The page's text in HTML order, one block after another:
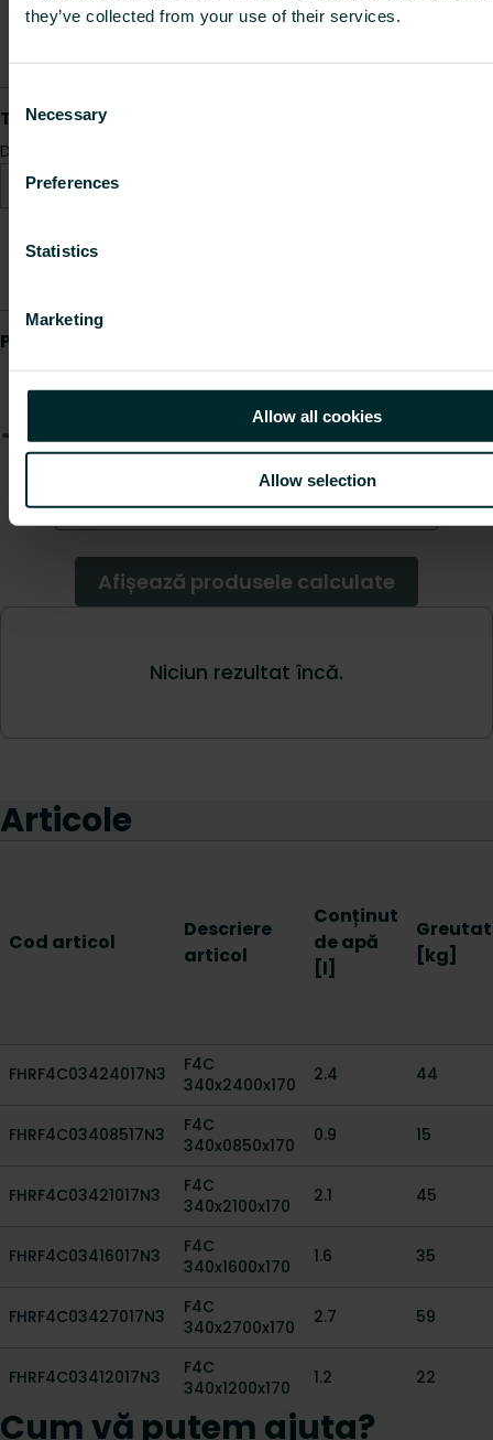
they’ve collected from your use of their services.
Selection
Necessary
Preferences
Statistics
Marketing
Allow all cookies
Allow selection
Articole
Cod articol
Descriere
articol
Conținut
de apă
[l]
[kg]
FHRF4C03424017N3
F4C
340x2400x170
2.4 44
FHRF4C03408517N3
F4C
340x0850x170
0.9 15
FHRF4C03421017N3
F4C
340x2100x170
2.1 45
FHRF4C03416017N3
F4C
340x1600x170
1.6 35
FHRF4C03427017N3
F4C
340x2700x170
2.7 59
FHRF4C03412017N3
F4C
340x1200x170
1.2 22
Cum vă putem ajuta?